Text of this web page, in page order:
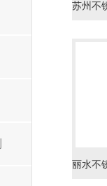
苏州不
丽水不